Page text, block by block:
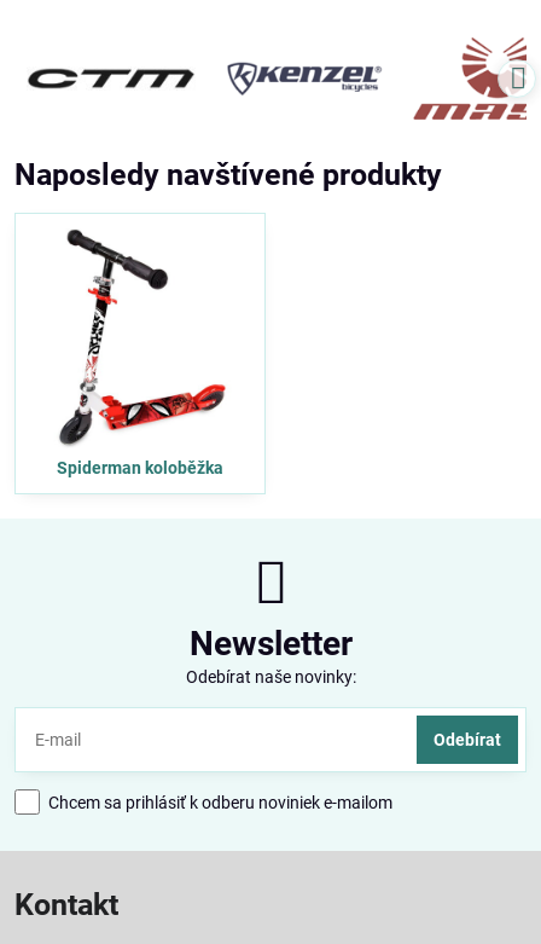
Naposledy navštívené produkty
Spiderman koloběžka
Newsletter
Odebírat naše novinky:
Odebírat
Chcem sa prihlásiť k odberu noviniek e-mailom
Kontakt